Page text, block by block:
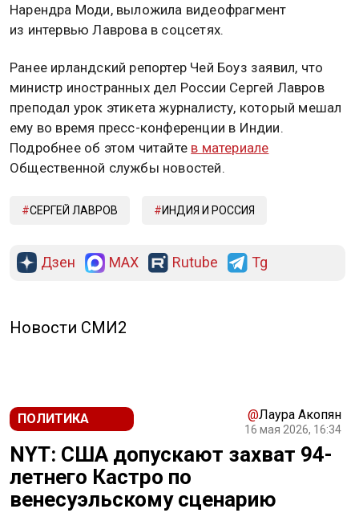
Нарендра Моди, выложила видеофрагмент
из интервью Лаврова в соцсетях.
Ранее ирландский репортер Чей Боуз заявил, что
министр иностранных дел России Сергей Лавров
преподал урок этикета журналисту, который мешал
ему во время пресс-конференции в Индии.
Подробнее об этом читайте в материале
Общественной службы новостей.
СЕРГЕЙ ЛАВРОВ ИНДИЯ И РОССИЯ
Дзен MAX Rutube Tg
Новости СМИ2
ПОЛИТИКА @Лаура Акопян
16 мая 2026, 16:34
NYT: США допускают захват 94-
летнего Кастро по
венесуэльскому сценарию